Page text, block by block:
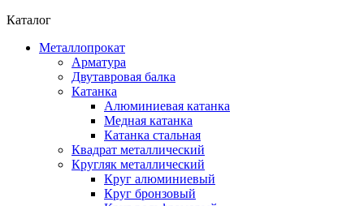
Каталог
Металлопрокат
Арматура
Двутавровая балка
Катанка
Алюминиевая катанка
Медная катанка
Катанка стальная
Квадрат металлический
Кругляк металлический
Круг алюминиевый
Круг бронзовый